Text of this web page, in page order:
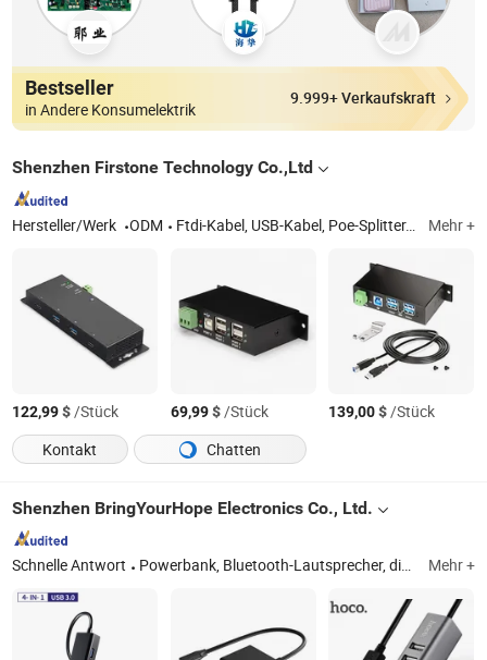
Bestseller
in Andere Konsumelektrik
9.999+ Verkaufskraft
Shenzhen Firstone Technology Co.,Ltd
Hersteller/Werk ODM Ftdi-Kabel, USB-Kabel, Poe-Splitter, Poe-Verlängerung Mehr +
122,99$/Stück 69,99$/Stück 139,00$/Stück
Kontakt
Chatten
Shenzhen BringYourHope Electronics Co., Ltd.
Schnelle Antwort Powerbank, Bluetooth-Lautsprecher, digitaler Bilderrahmen, USB-Stick, Speicherkarte, Reiseadapter, USB-Ladegerät, Computerlautsprecher, Android-TV-Box, Mini-PC Mehr +